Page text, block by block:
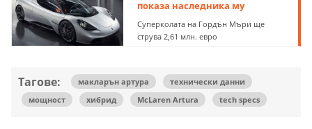
показа наследника му
Суперколата на Гордън Мъри ще
струва 2,61 млн. евро
Тагове: макларън артура
технически данни
мощност
хибрид McLaren Artura tech specs